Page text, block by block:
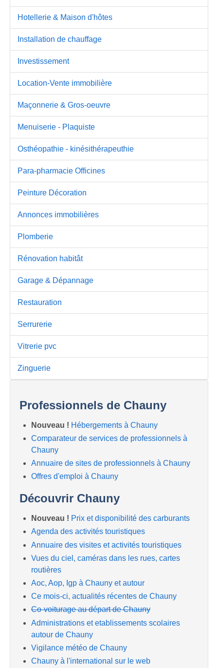
Hotellerie & Maison d'hôtes
Installation de chauffage
Investissement
Location-Vente immobilière
Maçonnerie & Gros-oeuvre
Menuiserie - Plaquiste
Osthéopathie - kinésithérapeuthie
Para-pharmacie Officines
Peinture Décoration
Annonces immobilières
Plomberie
Rénovation habitât
Garage & Dépannage
Restauration
Serrurerie
Vitrerie pvc
Zinguerie
Professionnels de Chauny
Nouveau ! Hébergements à Chauny
Comparateur de services de professionnels à
Chauny
Annuaire de sites de professionnels à Chauny
Offres d'emploi à Chauny
Découvrir Chauny
Nouveau ! Prix et disponibilité des carburants
Agenda des activités touristiques
Annuaire des visites et activités touristiques
Vues du ciel, caméras dans les rues, cartes
routières
Aoc, Aop, Igp à Chauny et autour
Ce mois-ci, actualités récentes de Chauny
Co-voiturage au départ de Chauny
Administrations et etablissements scolaires
autour de Chauny
Vigilance météo de Chauny
Chauny à l'international sur le web